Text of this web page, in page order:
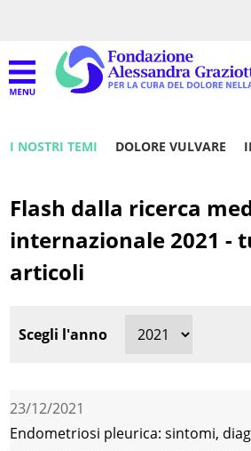
I NOSTRI TEMI DOLORE VULVARE
Flash dalla ricerca
internazionale 2021 -
articoli
Scegli l'anno
23/12/2021
Endometriosi pleurica: sintomi,